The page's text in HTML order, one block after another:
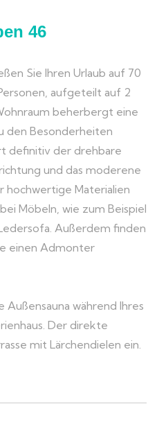
46
Sie Ihren Urlaub auf 70
aufgeteilt auf 2
beherbergt eine
den Besonderheiten
definitiv der drehbare
und das moderene
hochwertige Materialien
Möbeln, wie zum Beispiel
Außerdem finden
einen Admonter
während Ihres
Der direkte
mit Lärchendielen ein.